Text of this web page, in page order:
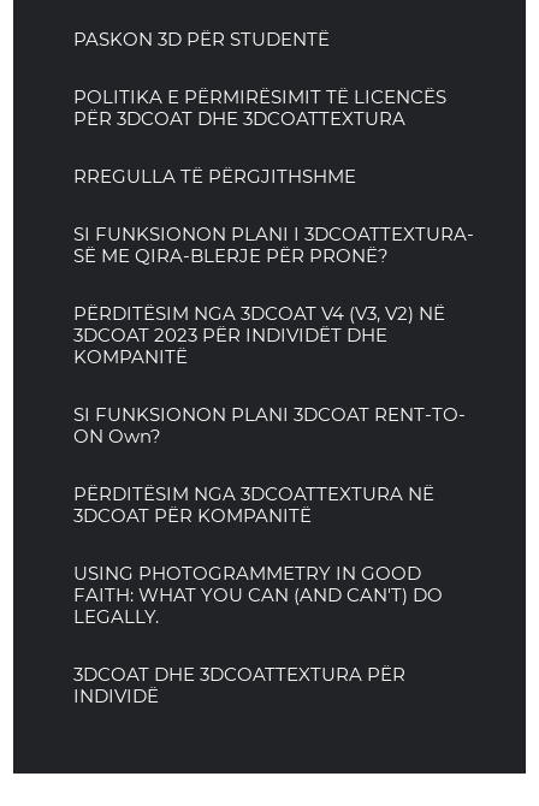
PASKON 3D PËR STUDENTË
POLITIKA E PËRMIRËSIMIT TË LICENCËS
PËR 3DCOAT DHE 3DCOATTEXTURA
RREGULLA TË PËRGJITHSHME
SI FUNKSIONON PLANI I 3DCOATTEXTURA-
SË ME QIRA-BLERJE PËR PRONË?
PËRDITËSIM NGA 3DCOAT V4 (V3, V2) NË
3DCOAT 2023 PËR INDIVIDËT DHE
KOMPANITË
SI FUNKSIONON PLANI 3DCOAT RENT-TO-
ON Own?
PËRDITËSIM NGA 3DCOATTEXTURA NË
3DCOAT PËR KOMPANITË
USING PHOTOGRAMMETRY IN GOOD
FAITH: WHAT YOU CAN (AND CAN'T) DO
LEGALLY.
3DCOAT DHE 3DCOATTEXTURA PËR
INDIVIDË